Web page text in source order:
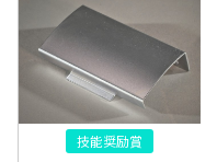
技能奨励賞